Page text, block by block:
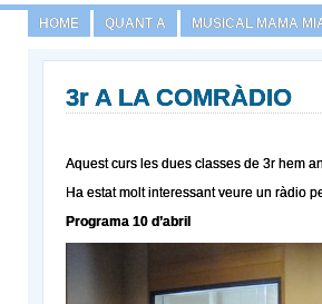
HOME QUANT A MUSICAL MAMA
3r A LA COMRÀDIO
Aquest curs les dues classes de 3r hem
Ha estat molt interessant veure un ràdio
Programa 10 d’abril